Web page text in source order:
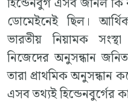
ডোমেইনেই ছিল।
ভারতীয় নিয়ামক
নিজেদের অনুসন্ধান
তারা প্রাথমিক অনুসন্ধান
এসব তথ্যই হিন্ডেনবুর্গের